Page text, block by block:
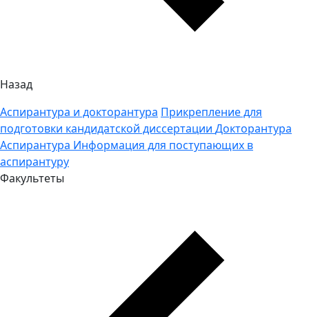
Назад
Аспирантура и докторантура Прикрепление для
подготовки кандидатской диссертации Докторантура
Аспирантура Информация для поступающих в
аспирантуру
Факультеты